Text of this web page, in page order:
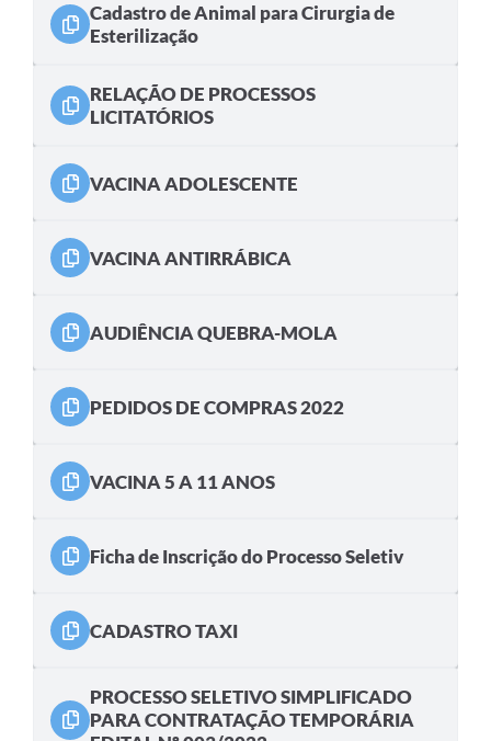
Cadastro de Animal para Cirurgia de
Esterilização
RELAÇÃO DE PROCESSOS
LICITATÓRIOS
VACINA ADOLESCENTE
VACINA ANTIRRÁBICA
AUDIÊNCIA QUEBRA-MOLA
PEDIDOS DE COMPRAS 2022
VACINA 5 A 11 ANOS
Ficha de Inscrição do Processo Seletiv
CADASTRO TAXI
PROCESSO SELETIVO SIMPLIFICADO
PARA CONTRATAÇÃO TEMPORÁRIA